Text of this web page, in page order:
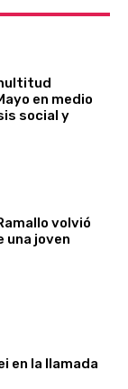
en medio
social y
volvió
una joven
en la llamada